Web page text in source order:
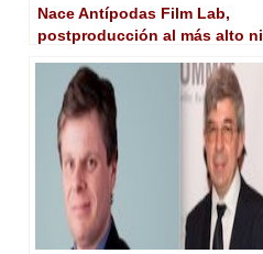
Nace Antípodas Film Lab,
postproducción al más alto